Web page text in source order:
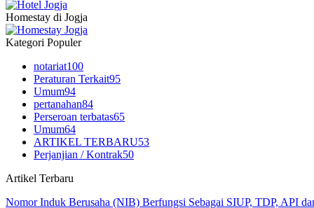
Homestay di Jogja
Kategori Populer
notariat100
Peraturan Terkait95
Umum94
pertanahan84
Perseroan terbatas65
Umum64
ARTIKEL TERBARU53
Perjanjian / Kontrak50
Artikel Terbaru
Nomor Induk Berusaha (NIB) Berfungsi Sebagai SIUP, TDP, API